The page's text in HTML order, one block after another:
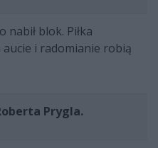
nabił blok. Piłka
aucie i radomianie robią
Prygla.